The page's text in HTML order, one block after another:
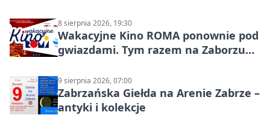
8 sierpnia 2026, 19:30
Wakacyjne Kino ROMA ponownie pod
gwiazdami. Tym razem na Zaborzu
9 sierpnia 2026, 07:00
Zabrzańska Giełda na Arenie Zabrze –
antyki i kolekcje